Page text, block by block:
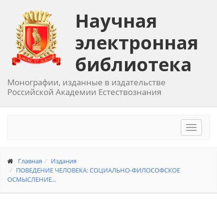
Научная
электронная
библиотека
Монографии, изданные в издательстве
Российской Академии Естествознания
Toggle
Главная
Издания
ПОВЕДЕНИЕ ЧЕЛОВЕКА: СОЦИАЛЬНО-ФИЛОСОФСКОЕ
ОСМЫСЛЕНИЕ...